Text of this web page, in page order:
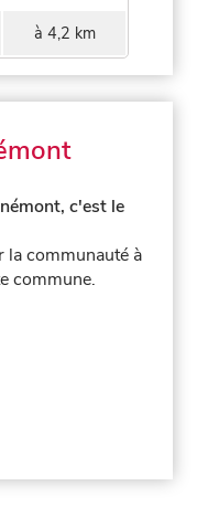
à 4,2 km
c'est le
la communauté à
commune.